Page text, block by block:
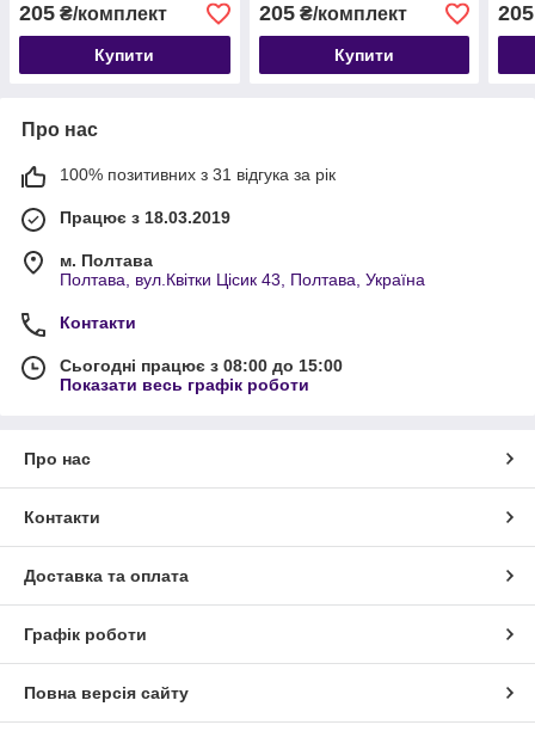
205 ₴/комплект
Купити
205₴/комплект
Купити
205
Про нас
100% позитивних з 31 відгука за рік
Працює з 18.03.2019
м. Полтава
Полтава, вул.Квітки Цісик 43, Полтава, Україна
Контакти
Сьогодні працює з 08:00 до 15:00
Показати весь графік роботи
Про нас
Контакти
Доставка та оплата
Графік роботи
Повна версія сайту